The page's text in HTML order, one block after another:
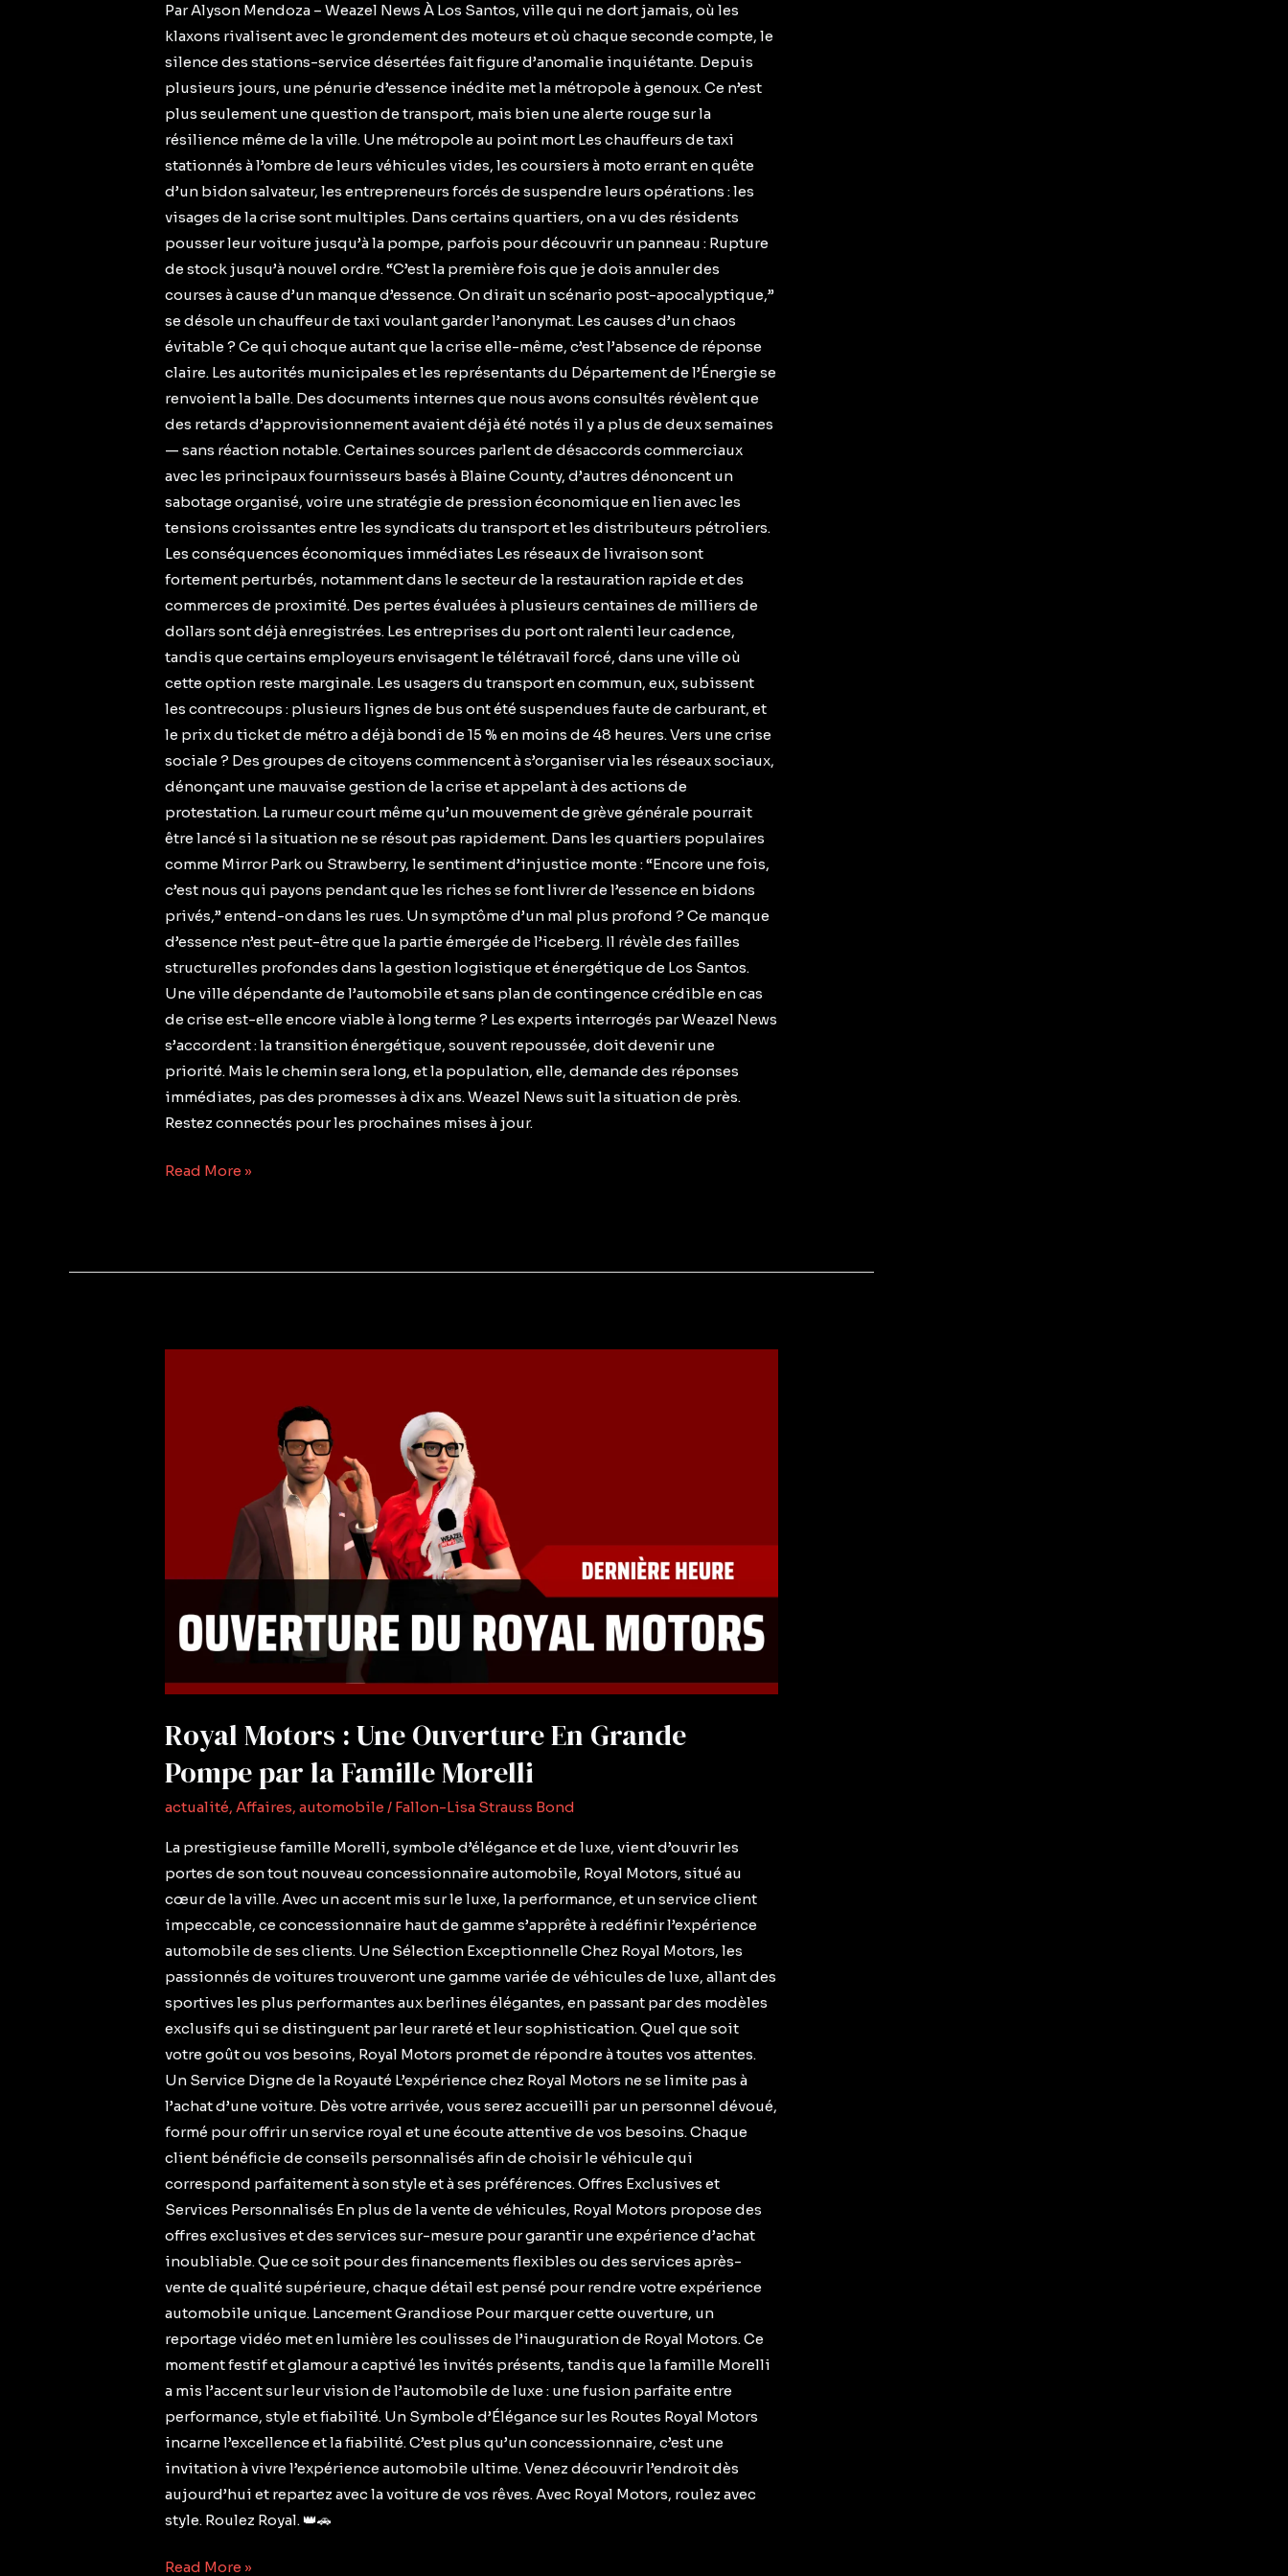
Par Alyson Mendoza – Weazel News À Los Santos, ville qui ne dort jamais, où les
klaxons rivalisent avec le grondement des moteurs et où chaque seconde compte, le
silence des stations-service désertées fait figure d’anomalie inquiétante. Depuis
plusieurs jours, une pénurie d’essence inédite met la métropole à genoux. Ce n’est
plus seulement une question de transport, mais bien une alerte rouge sur la
résilience même de la ville. Une métropole au point mort Les chauffeurs de taxi
stationnés à l’ombre de leurs véhicules vides, les coursiers à moto errant en quête
d’un bidon salvateur, les entrepreneurs forcés de suspendre leurs opérations : les
visages de la crise sont multiples. Dans certains quartiers, on a vu des résidents
pousser leur voiture jusqu’à la pompe, parfois pour découvrir un panneau : Rupture
de stock jusqu’à nouvel ordre. “C’est la première fois que je dois annuler des
courses à cause d’un manque d’essence. On dirait un scénario post-apocalyptique,”
se désole un chauffeur de taxi voulant garder l’anonymat. Les causes d’un chaos
évitable ? Ce qui choque autant que la crise elle-même, c’est l’absence de réponse
claire. Les autorités municipales et les représentants du Département de l’Énergie se
renvoient la balle. Des documents internes que nous avons consultés révèlent que
des retards d’approvisionnement avaient déjà été notés il y a plus de deux semaines
— sans réaction notable. Certaines sources parlent de désaccords commerciaux
avec les principaux fournisseurs basés à Blaine County, d’autres dénoncent un
sabotage organisé, voire une stratégie de pression économique en lien avec les
tensions croissantes entre les syndicats du transport et les distributeurs pétroliers.
Les conséquences économiques immédiates Les réseaux de livraison sont
fortement perturbés, notamment dans le secteur de la restauration rapide et des
commerces de proximité. Des pertes évaluées à plusieurs centaines de milliers de
dollars sont déjà enregistrées. Les entreprises du port ont ralenti leur cadence,
tandis que certains employeurs envisagent le télétravail forcé, dans une ville où
cette option reste marginale. Les usagers du transport en commun, eux, subissent
les contrecoups : plusieurs lignes de bus ont été suspendues faute de carburant, et
le prix du ticket de métro a déjà bondi de 15 % en moins de 48 heures. Vers une crise
sociale ? Des groupes de citoyens commencent à s’organiser via les réseaux sociaux,
dénonçant une mauvaise gestion de la crise et appelant à des actions de
protestation. La rumeur court même qu’un mouvement de grève générale pourrait
être lancé si la situation ne se résout pas rapidement. Dans les quartiers populaires
comme Mirror Park ou Strawberry, le sentiment d’injustice monte : “Encore une fois,
c’est nous qui payons pendant que les riches se font livrer de l’essence en bidons
privés,” entend-on dans les rues. Un symptôme d’un mal plus profond ? Ce manque
d’essence n’est peut-être que la partie émergée de l’iceberg. Il révèle des failles
structurelles profondes dans la gestion logistique et énergétique de Los Santos.
Une ville dépendante de l’automobile et sans plan de contingence crédible en cas
de crise est-elle encore viable à long terme ? Les experts interrogés par Weazel News
s’accordent : la transition énergétique, souvent repoussée, doit devenir une
priorité. Mais le chemin sera long, et la population, elle, demande des réponses
immédiates, pas des promesses à dix ans. Weazel News suit la situation de près.
Restez connectés pour les prochaines mises à jour.
Read More »
Royal Motors : Une Ouverture En Grande
Pompe par la Famille Morelli
actualité, Affaires,automobile / Fallon-Lisa Strauss Bond
La prestigieuse famille Morelli, symbole d’élégance et de luxe, vient d’ouvrir les
portes de son tout nouveau concessionnaire automobile, Royal Motors, situé au
cœur de la ville. Avec un accent mis sur le luxe, la performance, et un service client
impeccable, ce concessionnaire haut de gamme s’apprête à redéfinir l’expérience
automobile de ses clients. Une Sélection Exceptionnelle Chez Royal Motors, les
passionnés de voitures trouveront une gamme variée de véhicules de luxe, allant des
sportives les plus performantes aux berlines élégantes, en passant par des modèles
exclusifs qui se distinguent par leur rareté et leur sophistication. Quel que soit
votre goût ou vos besoins, Royal Motors promet de répondre à toutes vos attentes.
Un Service Digne de la Royauté L’expérience chez Royal Motors ne se limite pas à
l’achat d’une voiture. Dès votre arrivée, vous serez accueilli par un personnel dévoué,
formé pour offrir un service royal et une écoute attentive de vos besoins. Chaque
client bénéficie de conseils personnalisés afin de choisir le véhicule qui
correspond parfaitement à son style et à ses préférences. Offres Exclusives et
Services Personnalisés En plus de la vente de véhicules, Royal Motors propose des
offres exclusives et des services sur-mesure pour garantir une expérience d’achat
inoubliable. Que ce soit pour des financements flexibles ou des services après-
vente de qualité supérieure, chaque détail est pensé pour rendre votre expérience
automobile unique. Lancement Grandiose Pour marquer cette ouverture, un
reportage vidéo met en lumière les coulisses de l’inauguration de Royal Motors. Ce
moment festif et glamour a captivé les invités présents, tandis que la famille Morelli
a mis l’accent sur leur vision de l’automobile de luxe : une fusion parfaite entre
performance, style et fiabilité. Un Symbole d’Élégance sur les Routes Royal Motors
incarne l’excellence et la fiabilité. C’est plus qu’un concessionnaire, c’est une
invitation à vivre l’expérience automobile ultime. Venez découvrir l’endroit dès
aujourd’hui et repartez avec la voiture de vos rêves. Avec Royal Motors, roulez avec
style. Roulez Royal. 👑🚗
Famille
Morelli
Read More »